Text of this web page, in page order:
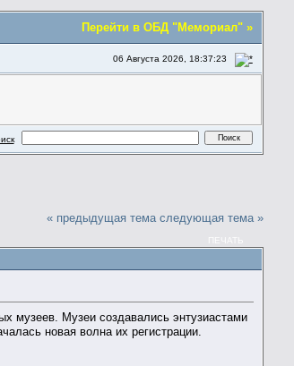
Перейти в ОБД "Мемориал" »
06 Августа 2026, 18:37:23
« предыдущая тема следующая тема »
ПЕЧАТЬ
музеев. Музеи создавались энтузиастами
новая волна их регистрации.